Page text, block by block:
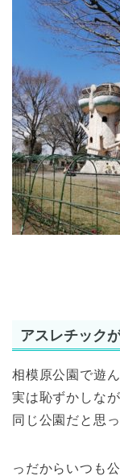
アスレチック
相模原公園で遊
実は恥ずかしな
同じ公園だと思
っだからいつも